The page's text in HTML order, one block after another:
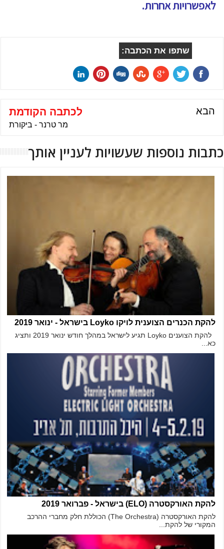
לאפשרויות אחרות.
שתפו את הכתבה:
הבא לכתבה הקודמת
מר טרנר - ביקורת
כתבות נוספות שעשויות לעניין אותך
להקת הכנרים הצוענית לויקו Loyko בישראל - ינואר 2019
להקת הצוענים Loyko תגיע לישראל במהלך חודש ינואר 2019 ותציג
כא...
להקת האורקסטרה (ELO) בישראל - פברואר 2019
להקת האורקסטרה (The Orchestra) הכוללת חלק מחברי ההרכב
המקורי של להקת...